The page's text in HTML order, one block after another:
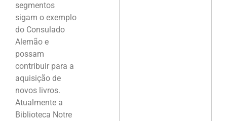
segmentos
sigam o exemplo
do Consulado
Alemão e
possam
contribuir para a
aquisição de
novos livros.
Atualmente a
Biblioteca Notre